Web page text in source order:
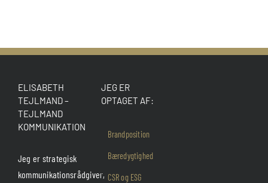
ELISABETH
TEJLMAND –
TEJLMAND
KOMMUNIKATION
Jeg er strategisk
kommunikationsrådgiver,
JEG ER
OPTAGET AF:
Brandposition
Bæredygtighed
CSR og ESG